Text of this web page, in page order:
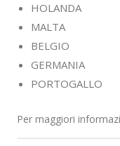
HOLANDA
MALTA
BELGIO
GERMANIA
PORTOGALLO
Per maggiori